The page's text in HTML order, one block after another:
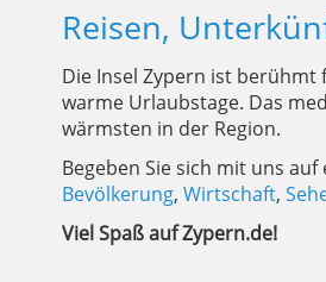
Reisen,
Die Insel Zypern ist
warme Urlaubstage. Das
wärmsten in der Region.
Begeben Sie sich mit uns
Bevölkerung, Wirtschaft,
Viel Spaß auf Zypern.de!